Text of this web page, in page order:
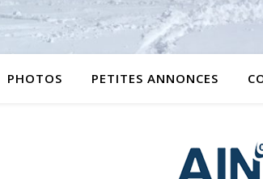
PHOTOS PETITES ANNONCES